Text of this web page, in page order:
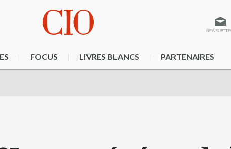
FOCUS LIVRES BLANCS PARTENAIRES